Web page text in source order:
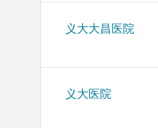
义大大昌医院
义大医院